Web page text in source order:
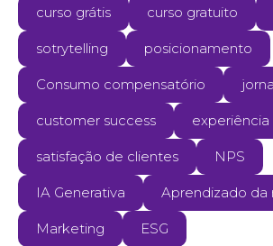
curso grátis curso gratuito
sotrytelling posicionamento
Consumo compensatório
customer success
satisfação de clientes NPS
IA Generativa Aprendizado da
Marketing ESG